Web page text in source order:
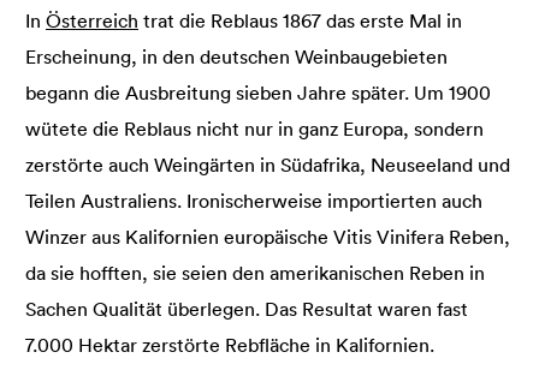
In Österreich trat die Reblaus 1867 das erste Mal in
Erscheinung, in den deutschen Weinbaugebieten
begann die Ausbreitung sieben Jahre später. Um 1900
wütete die Reblaus nicht nur in ganz Europa, sondern
zerstörte auch Weingärten in Südafrika, Neuseeland und
Teilen Australiens. Ironischerweise importierten auch
Winzer aus Kalifornien europäische Vitis Vinifera Reben,
da sie hofften, sie seien den amerikanischen Reben in
Sachen Qualität überlegen. Das Resultat waren fast
7.000 Hektar zerstörte Rebfläche in Kalifornien.